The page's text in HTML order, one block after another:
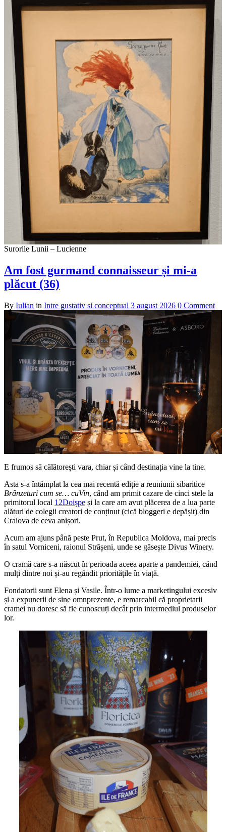
Surorile Lunii – Lucienne
Am fost gurmand connaisseur și mi-a
plăcut (36)
By Iulian in Intre gustativ si conceptual 3 august 2026 0 Comment
E frumos să călătorești vara, chiar și când destinația vine la tine.
Asta s-a întâmplat la cea mai recentă ediție a reuniunii sibaritice
Brânzeturi cum se… cuVin, când am primit cazare de cinci stele la
primitorul local 12Doișpe și la care am avut plăcerea de a lua parte
alături de colegii creatori de conținut (cică bloggeri e depășit) din
Craiova de ceva anișori.
Acum am ajuns până peste Prut, în Republica Moldova, mai precis
în satul Vorniceni, raionul Strășeni, unde se găsește Divus Winery.
O cramă care s-a născut în perioada aceea aparte a pandemiei, când
mulți dintre noi și-au regândit prioritățile în viață.
Fondatorii sunt Elena și Vasile. Într-o lume a marketingului excesiv
și a expunerii de sine omnprezente, e remarcabil că proprietarii
cramei nu doresc să fie cunoscuți decât prin intermediul produselor
lor.